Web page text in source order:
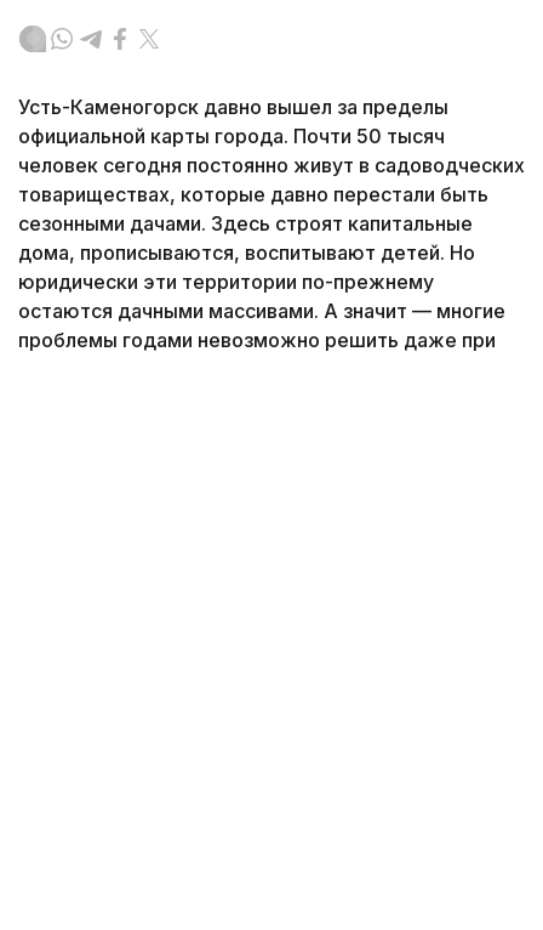
Усть-Каменогорск давно вышел за пределы
официальной карты города. Почти 50 тысяч
человек сегодня постоянно живут в садоводческих
товариществах, которые давно перестали быть
сезонными дачами. Здесь строят капитальные
дома, прописываются, воспитывают детей. Но
юридически эти территории по-прежнему
остаются дачными массивами. А значит — многие
проблемы годами невозможно решить даже при